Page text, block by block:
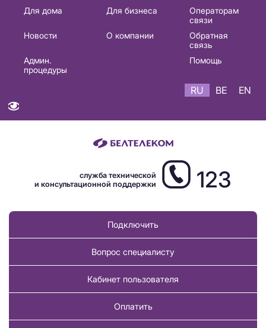
Основная
навигация
Для дома Для бизнеса
Операторам
связи
Новости
О компании
Обратная
связь
Админ.
процедуры
Помощь
RU BE EN
служба технической
и консультационной поддержки
123
Подключить
Вопрос специалисту
Кабинет пользователя
Оплатить